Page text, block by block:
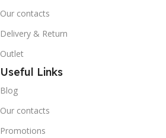
Our contacts
Delivery & Return
Outlet
Useful Links
Blog
Our contacts
Promotions